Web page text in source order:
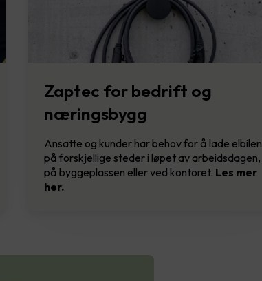
Zaptec for bedrift og
næringsbygg
Ansatte og kunder har behov for å lade elbilen
på forskjellige steder i løpet av arbeidsdagen,
på byggeplassen eller ved kontoret. Les mer
her.